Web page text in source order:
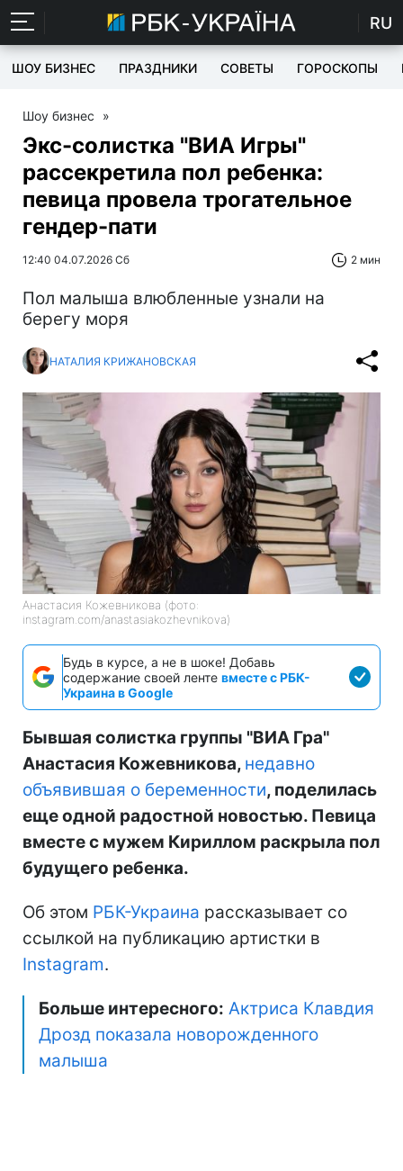
RU
ШОУ БИЗНЕС ПРАЗДНИКИ СОВЕТЫ ГОРОСКОПЫ
Шоу бизнес »
Экс-солистка "ВИА Игры"
рассекретила пол ребенка:
певица провела трогательное
гендер-пати
12:40 04.07.2026 Сб 2 мин
Пол малыша влюбленные узнали на
берегу моря
НАТАЛИЯ КРИЖАНОВСКАЯ
Анастасия Кожевникова (фото:
instagram.com/anastasiakozhevnikova)
Будь в курсе, а не в шоке! Добавь
содержание своей ленте вместе с РБК-
Украина в Google
Бывшая солистка группы "ВИА Гра"
Анастасия Кожевникова, недавно
объявившая о беременности, поделилась
еще одной радостной новостью. Певица
вместе с мужем Кириллом раскрыла пол
будущего ребенка.
Об этом РБК-Украина рассказывает со
ссылкой на публикацию артистки в
Instagram.
Больше интересного: Актриса Клавдия
Дрозд показала новорожденного
малыша